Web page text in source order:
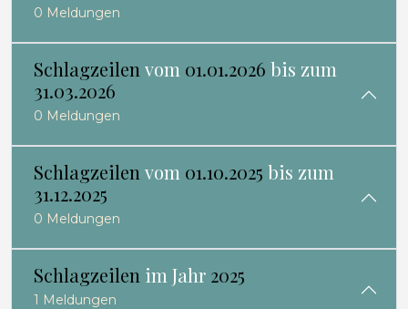
0 Meldungen
Schlagzeilen vom 01.01.2026 bis zum
31.03.2026
0 Meldungen
Schlagzeilen vom 01.10.2025 bis zum
31.12.2025
0 Meldungen
Schlagzeilen im Jahr 2025
1 Meldungen